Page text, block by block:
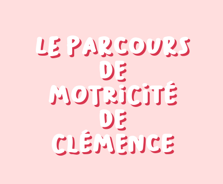
Le parcours
de
motricité
de
Clémence